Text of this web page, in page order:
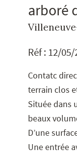
arboré
Réf : 12/05/
Contatc
terrain clos
Située dans
beaux
D’une
Une entrée